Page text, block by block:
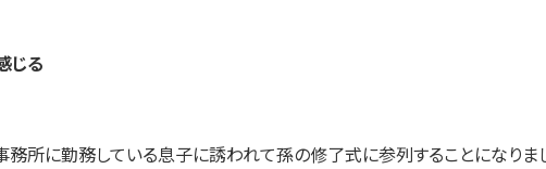
じる
所に勤務している息子に誘われて孫の修了式に参列することになりま